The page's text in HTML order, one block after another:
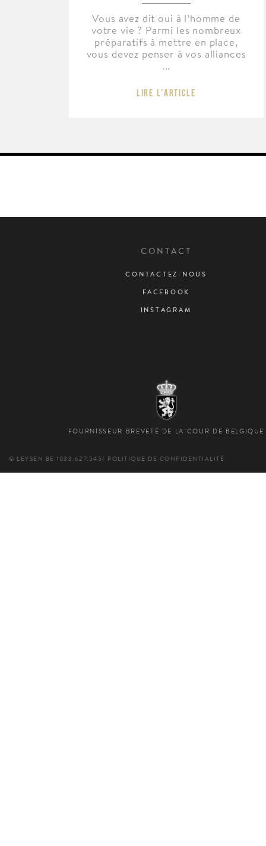
Vous avez dit oui à l’homme de
votre vie ? Parmi les nombreux
préparatifs à mettre en place,
vous devez penser à vos alliances
...
Lire l'article
CONTACT
CONTACTEZ-NOUS
FACEBOOK
INSTAGRAM
FOURNISSEUR BREVETÉ DE LA COUR DE BELGIQUE
© LEYSEN BE 1033.627.545 / POLITIQUE DE CONFIDENTIALITÉ